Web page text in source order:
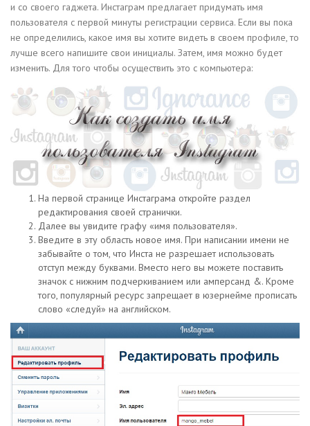
и со своего гаджета. Инстаграм предлагает придумать имя
пользователя с первой минуты регистрации сервиса. Если вы пока
не определились, какое имя вы хотите видеть в своем профиле, то
лучше всего напишите свои инициалы. Затем, имя можно будет
изменить. Для того чтобы осуществить это с компьютера:
На первой странице Инстаграма откройте раздел
редактирования своей странички.
Далее вы увидите графу «имя пользователя».
Введите в эту область новое имя. При написании имени не
забывайте о том, что Инста не разрешает использовать
отступ между буквами. Вместо него вы можете поставить
значок с нижним подчеркиванием или амперсанд &. Кроме
того, популярный ресурс запрещает в юзернейме прописать
слово «следуй» на английском.